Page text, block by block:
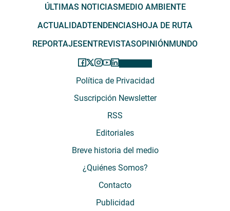
ÚLTIMAS NOTICIAS MEDIO AMBIENTE
ACTUALIDADTENDENCIAS HOJA DE RUTA
REPORTAJES ENTREVISTASOPINIÓN MUNDO
Política de Privacidad
Suscripción Newsletter
RSS
Editoriales
Breve historia del medio
¿Quiénes Somos?
Contacto
Publicidad